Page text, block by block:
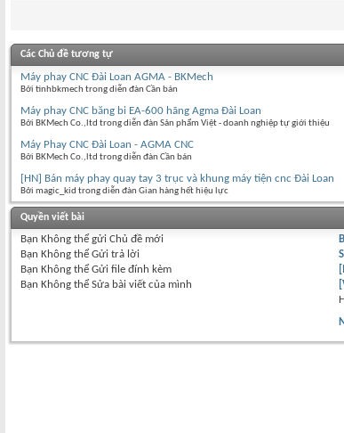
Các Chủ đề tương tự
Máy phay CNC Đài Loan AGMA - BKMech
Bởi tinhbkmech trong diễn đàn Cần bán
Máy phay CNC băng bi EA-600 hãng Agma Đài Loan
Bởi BKMech Co.,ltd trong diễn đàn Sản phẩm Việt - doanh nghiệp tự giới thiệu
Máy Phay CNC Đài Loan - AGMA CNC
Bởi BKMech Co.,ltd trong diễn đàn Cần bán
[HN] Bán máy phay quay tay 3 trục và khung máy tiện cnc Đài Loan
Bởi magic_kid trong diễn đàn Gian hàng hết hiệu lực
Quyền viết bài
Bạn Không thể gửi Chủ đề mới
Bạn Không thể Gửi trả lời
Bạn Không thể Gửi file đính kèm
Bạn Không thể Sửa bài viết của mình